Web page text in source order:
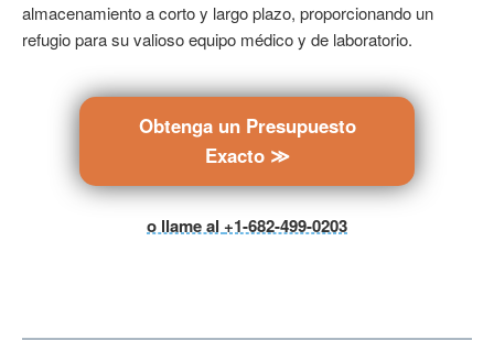
almacenamiento a corto y largo plazo, proporcionando un
refugio para su valioso equipo médico y de laboratorio.
Obtenga un Presupuesto
Exacto ≫
o llame al +1-682-499-0203